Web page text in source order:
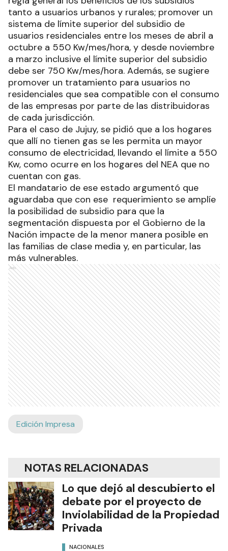
tanto a usuarios urbanos y rurales; promover un
sistema de límite superior del subsidio de
usuarios residenciales entre los meses de abril a
octubre a 550 Kw/mes/hora, y desde noviembre
a marzo inclusive el límite superior del subsidio
debe ser 750 Kw/mes/hora. Además, se sugiere
promover un tratamiento para usuarios no
residenciales que sea compatible con el consumo
de las empresas por parte de las distribuidoras
de cada jurisdicción.
Para el caso de Jujuy, se pidió que a los hogares
que allí no tienen gas se les permita un mayor
consumo de electricidad, llevando el límite a 550
Kw, como ocurre en los hogares del NEA que no
cuentan con gas.
El mandatario de ese estado argumentó que
aguardaba que con ese requerimiento se amplíe
la posibilidad de subsidio para que la
segmentación dispuesta por el Gobierno de la
Nación impacte de la menor manera posible en
las familias de clase media y, en particular, las
más vulnerables.
Ads
Edición Impresa
NOTAS RELACIONADAS
Lo que dejó al descubierto el
debate por el proyecto de
Inviolabilidad de la Propiedad
Privada
NACIONALES